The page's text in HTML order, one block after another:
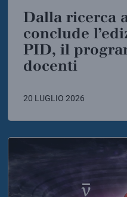
einstein
superconduttore
Dalla ricerca alla scuola: si
conclude
PID, il
docenti
20 LUGLIO 2026